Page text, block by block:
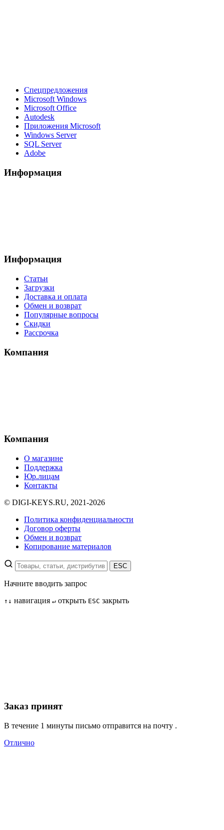
Спецпредложения
Microsoft Windows
Microsoft Office
Autodesk
Приложения Microsoft
Windows Server
SQL Server
Adobe
Информация
Информация
Статьи
Загрузки
Доставка и оплата
Обмен и возврат
Популярные вопросы
Скидки
Рассрочка
Компания
Компания
О магазине
Поддержка
Юр.лицам
Контакты
© DIGI-KEYS.RU, 2021-2026
Политика конфиденциальности
Договор оферты
Обмен и возврат
Копирование материалов
ESC
Начните вводить запрос
↑ ↓ навигация ↵ открыть ESC закрыть
Заказ принят
В течение 1 минуты письмо отправится на почту .
Отлично